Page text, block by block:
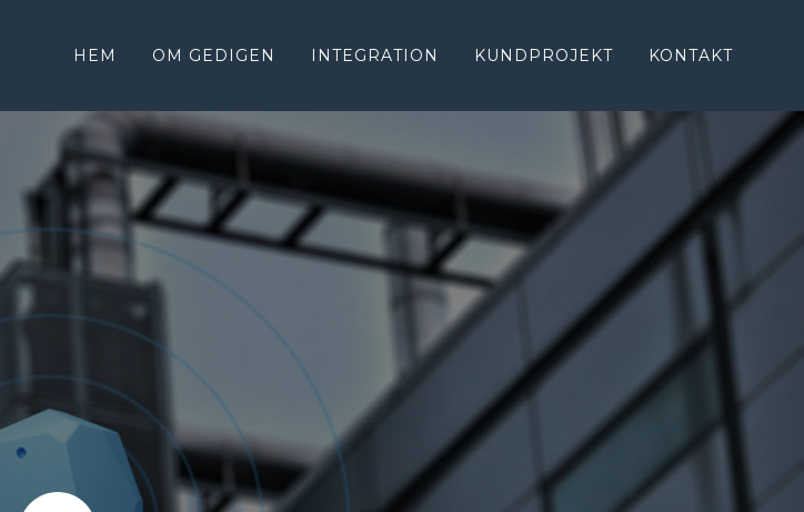
HEM OM GEDIGEN INTEGRATION KUNDPROJEKT KONTAKT